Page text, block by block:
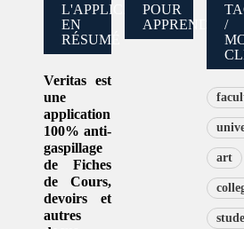
L'APPLICATION
EN
RÉSUMÉ
Veritasest
une
application
100% anti-
gaspillage
de Fiches
de Cours,
devoirs et
autres
POUR
APPRENDRE
/
art